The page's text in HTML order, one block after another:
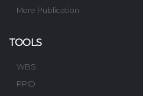
More Publication
TOOLS
WBS
PPID